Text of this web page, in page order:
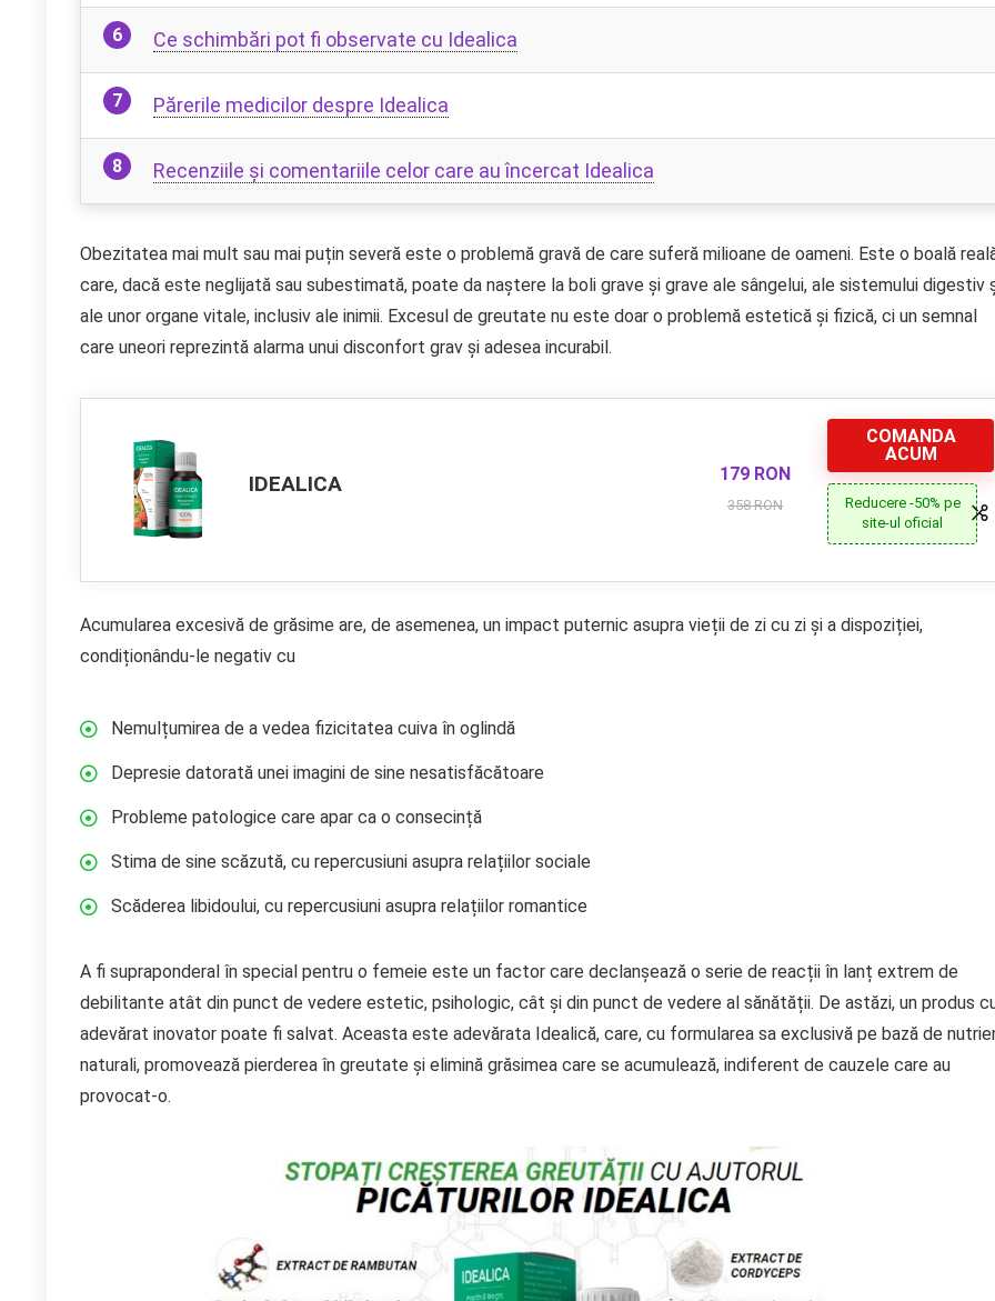
Ce schimbări pot fi observate cu Idealica
Părerile medicilor despre Idealica
Recenziile și comentariile celor care au încercat Idealica
Obezitatea mai mult sau mai puțin severă este o problemă gravă de care suferă milioane de oameni. Este o boală
care, dacă este neglijată sau subestimată, poate da naștere la boli grave și grave ale sângelui, ale sistemului digestiv
ale unor organe vitale, inclusiv ale inimii. Excesul de greutate nu este doar o problemă estetică și fizică, ci un semnal
care uneori reprezintă alarma unui disconfort grav și adesea incurabil.
IDEALICA 179 RON
358 RON
COMANDA
ACUM
Reducere -50% pe
site-ul oficial
Acumularea excesivă de grăsime are, de asemenea, un impact puternic asupra vieții de zi cu zi și a dispoziției,
condiționându-le negativ cu
Nemulțumirea de a vedea fizicitatea cuiva în oglindă
Depresie datorată unei imagini de sine nesatisfăcătoare
Probleme patologice care apar ca o consecință
Stima de sine scăzută, cu repercusiuni asupra relațiilor sociale
Scăderea libidoului, cu repercusiuni asupra relațiilor romantice
A fi supraponderal în special pentru o femeie este un factor care declanșează o serie de reacții în lanț extrem de
debilitante atât din punct de vedere estetic, psihologic, cât și din punct de vedere al sănătății. De astăzi, un produs
adevărat inovator poate fi salvat. Aceasta este adevărata Idealică, care, cu formularea sa exclusivă pe bază de
naturali, promovează pierderea în greutate și elimină grăsimea care se acumulează, indiferent de cauzele care au
provocat-o.